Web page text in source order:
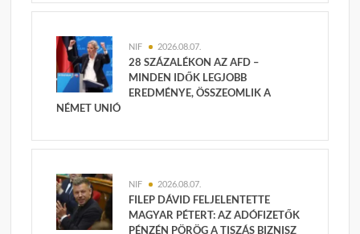
NIF 2026.08.07.
28 SZÁZALÉKON AZ AFD –
MINDEN IDŐK LEGJOBB
EREDMÉNYE, ÖSSZEOMLIK A
NÉMET UNIÓ
NIF 2026.08.07.
FILEP DÁVID FELJELENTETTE
MAGYAR PÉTERT: AZ ADÓFIZETŐK
PÉNZÉN PÖRÖG A TISZÁS BIZNISZ